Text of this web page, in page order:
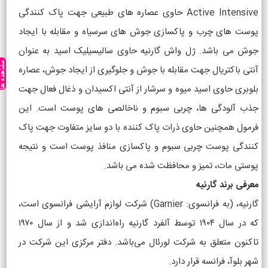
Active Intensive حاوی عصاره های طبیعی جهت پاک کنندگی
پوست های چرب و پاکسازی جوش های سرسیاه و مقابله با ایجاد
جوش می باشد. ژل واش گارنیه حاوی سالیسیلیک اسید به عنوان
آنتی باکتریال جهت مقابله با جوش و جلوگیری از ایجاد جوش، عصاره
بلوبری حاوی اسید میوه و سرشار از آنتی اکسیدان و ذغال فعال جهت
جذب آلودگی ها، چربی سبوم و ناخالصی های پوست است. این
فرمول همچنین حاوی ذرات پاک کننده با دو سایز متفاوت جهت پاک
کنندگی پوست چربی سبوم و پاکسازی منافذ پوست است و نتیجه
پوستی مات، تمیز و محافظت شده می باشد.
معرفی برند گارنیه
گارنیه، (به فرانسوی: Garnier) شرکت لوازم آرایشی فرانسوی است،
که در سال ۱۹۰۴ توسط آلفرد گارنیه راه‌اندازی شد و از سال ۱۹۷۰
تاکنون متعلق به شرکت لورئال می‌باشد. دفتر مرکزی این شرکت در
شهر بلوآ، فرانسه قرار دارد.